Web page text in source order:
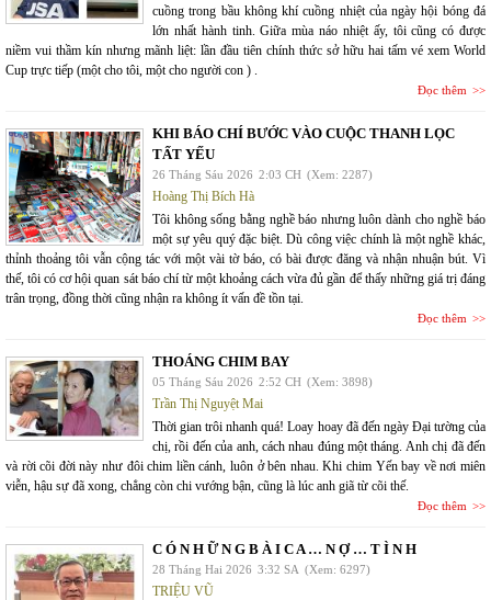
cuồng trong bầu không khí cuồng nhiệt của ngày hội bóng đá
lớn nhất hành tinh. Giữa mùa náo nhiệt ấy, tôi cũng có được
niềm vui thầm kín nhưng mãnh liệt: lần đầu tiên chính thức sở hữu hai tấm vé xem World
Cup trực tiếp (một cho tôi, một cho người con ) .
Đọc thêm
KHI BÁO CHÍ BƯỚC VÀO CUỘC THANH LỌC
TẤT YẾU
26 Tháng Sáu 2026 2:03 CH (Xem: 2287)
Hoàng Thị Bích Hà
Tôi không sống bằng nghề báo nhưng luôn dành cho nghề báo
một sự yêu quý đặc biệt. Dù công việc chính là một nghề khác,
thỉnh thoảng tôi vẫn cộng tác với một vài tờ báo, có bài được đăng và nhận nhuận bút. Vì
thế, tôi có cơ hội quan sát báo chí từ một khoảng cách vừa đủ gần để thấy những giá trị đáng
trân trọng, đồng thời cũng nhận ra không ít vấn đề tồn tại.
Đọc thêm
THOÁNG CHIM BAY
05 Tháng Sáu 2026 2:52 CH (Xem: 3898)
Trần Thị Nguyệt Mai
Thời gian trôi nhanh quá! Loay hoay đã đến ngày Đại tường của
chị, rồi đến của anh, cách nhau đúng một tháng. Anh chị đã đến
và rời cõi đời này như đôi chim liền cánh, luôn ở bên nhau. Khi chim Yến bay về nơi miên
viễn, hậu sự đã xong, chẳng còn chi vướng bận, cũng là lúc anh giã từ cõi thế.
Đọc thêm
C Ó N H Ữ N G B À I C A … N Ợ … T Ì N H
28 Tháng Hai 2026 3:32 SA (Xem: 6297)
TRIỆU VŨ